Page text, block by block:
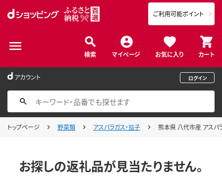
検索 マイページ お気に入り カート
ご利用可能ポイント
アカウント ログイン
トップページ 野菜類 アスパラガス・茄子 熊本県 八代市産 アスパ
お探しの返礼品が見当たりません。